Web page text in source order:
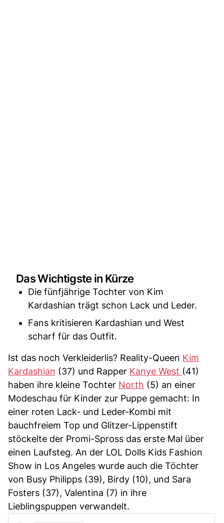
Das Wichtigste in Kürze
Die fünfjährige Tochter von Kim
Kardashian trägt schon Lack und Leder.
Fans kritisieren Kardashian und West
scharf für das Outfit.
Ist das noch Verkleiderlis? Reality-Queen Kim
Kardashian (37) und Rapper Kanye West (41)
haben ihre kleine Tochter North (5) an einer
Modeschau für Kinder zur Puppe gemacht: In
einer roten Lack- und Leder-Kombi mit
bauchfreiem Top und Glitzer-Lippenstift
stöckelte der Promi-Spross das erste Mal über
einen Laufsteg. An der LOL Dolls Kids Fashion
Show in Los Angeles wurde auch die Töchter
von Busy Philipps (39), Birdy (10), und Sara
Fosters (37), Valentina (7) in ihre
Lieblingspuppen verwandelt.